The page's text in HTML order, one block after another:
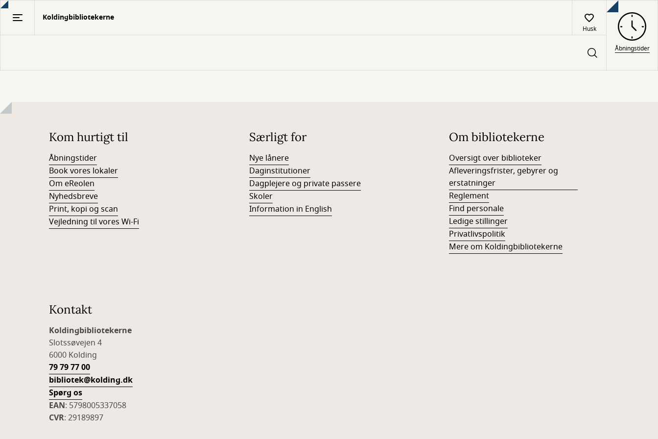
Gå
Koldingbibliotekerne
Husk
Åbningstider
Kom hurtigt til
Åbningstider
Book vores lokaler
Om eReolen
Nyhedsbreve
Print, kopi og scan
Vejledning til vores Wi-Fi
Særligt for
Nye lånere
Daginstitutioner
Dagplejere og private passere
Skoler
Information in English
Om bibliotekerne
Oversigt over biblioteker
Afleveringsfrister, gebyrer og
erstatninger
Reglement
Find personale
Ledige stillinger
Privatlivspolitik
Mere om Koldingbibliotekerne
Kontakt
Koldingbibliotekerne
Slotssøvejen 4
6000 Kolding
79 79 77 00
bibliotek@kolding.dk
Spørg os
EAN: 5798005337058
CVR: 29189897